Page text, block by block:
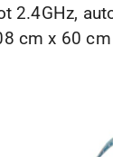
2.4GHz,
cm x 60